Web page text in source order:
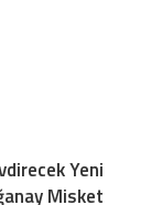
Yeni
Misket